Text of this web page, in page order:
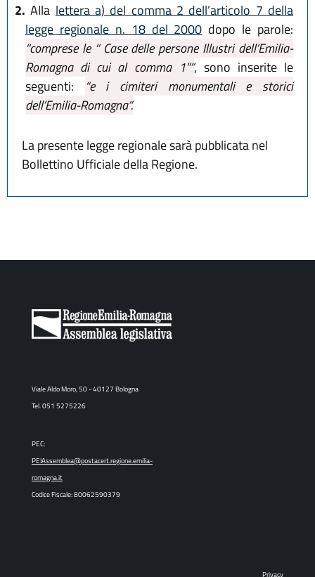
2. Alla lettera a) del comma 2 dell’articolo 7 della
legge regionale n. 18 del 2000 dopo le parole:
“comprese le “ Case delle persone Illustri dell’Emilia-
Romagna di cui al comma 1””, sono inserite le
seguenti: “e i cimiteri monumentali e storici
dell’Emilia-Romagna”.
La presente legge regionale sarà pubblicata nel
Bollettino Ufficiale della Regione.
Viale Aldo Moro, 50 - 40127 Bologna
Tel. 051 5275226
PEC:
PEIAssemblea@postacert.regione.emilia-
romagna.it
Codice Fiscale: 80062590379
Privacy